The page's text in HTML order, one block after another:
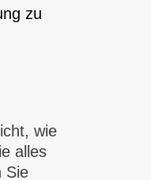
zu
wie
alles
Sie